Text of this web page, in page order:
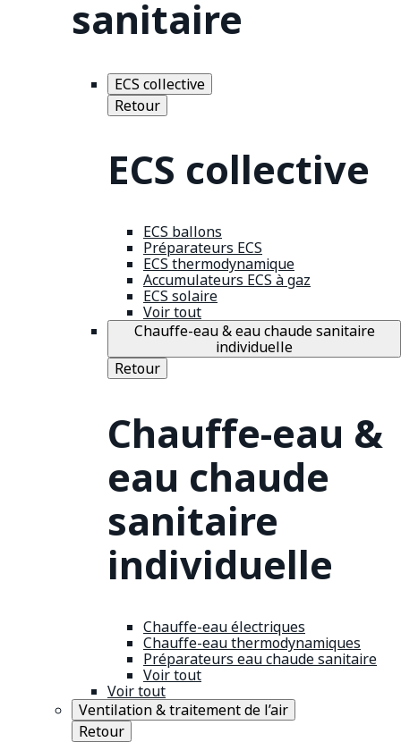
sanitaire
ECS collective
Retour
ECS collective
ECS ballons
Préparateurs ECS
ECS thermodynamique
Accumulateurs ECS à gaz
ECS solaire
Voir tout
Chauffe-eau & eau chaude sanitaire
individuelle
Retour
Chauffe-eau &
eau chaude
sanitaire
individuelle
Chauffe-eau électriques
Chauffe-eau thermodynamiques
Préparateurs eau chaude sanitaire
Voir tout
Voir tout
Ventilation & traitement de l’air
Retour